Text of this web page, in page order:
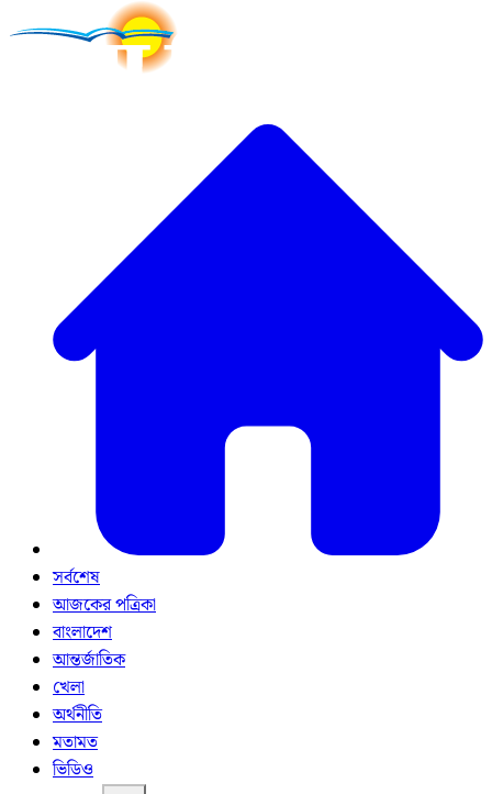
সর্বশেষ
আজকের পত্রিকা
বাংলাদেশ
আন্তর্জাতিক
খেলা
অর্থনীতি
মতামত
ভিডিও